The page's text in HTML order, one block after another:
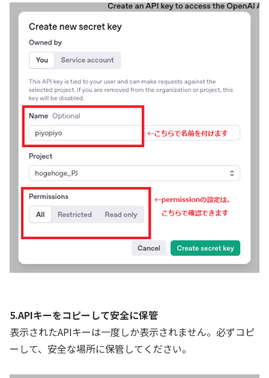
5.APIキーをコピーして安全に保管
表示されたAPIキーは一度しか表示されません。必ずコピ
ーして、安全な場所に保管してください。